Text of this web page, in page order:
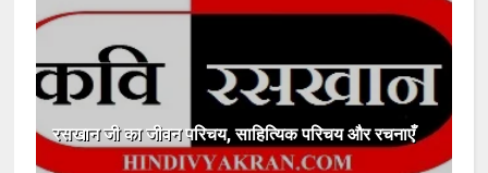
रसखान जी का जीवन परिचय, साहित्यिक परिचय और रचनाएँ